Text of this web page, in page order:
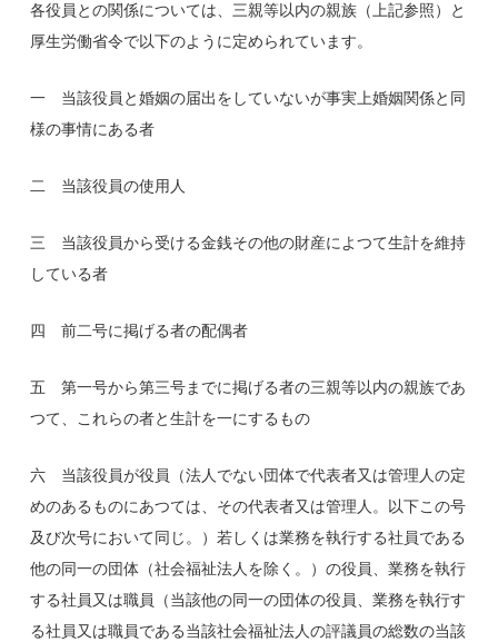
各役員との関係については、三親等以内の親族（上記参照）と
厚生労働省令で以下のように定められています。
一 当該役員と婚姻の届出をしていないが事実上婚姻関係と同
様の事情にある者
二 当該役員の使用人
三 当該役員から受ける金銭その他の財産によつて生計を維持
している者
四 前二号に掲げる者の配偶者
五 第一号から第三号までに掲げる者の三親等以内の親族であ
つて、これらの者と生計を一にするもの
六 当該役員が役員（法人でない団体で代表者又は管理人の定
めのあるものにあつては、その代表者又は管理人。以下この号
及び次号において同じ。）若しくは業務を執行する社員である
他の同一の団体（社会福祉法人を除く。）の役員、業務を執行
する社員又は職員（当該他の同一の団体の役員、業務を執行す
る社員又は職員である当該社会福祉法人の評議員の総数の当該